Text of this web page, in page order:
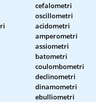
cefalometri
oscillometri
acidometri
amperometri
assiometri
batometri
coulombometri
declinometri
dinamometri
ebulliometri